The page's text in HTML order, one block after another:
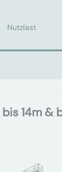
Nutzlast
bis 14m &